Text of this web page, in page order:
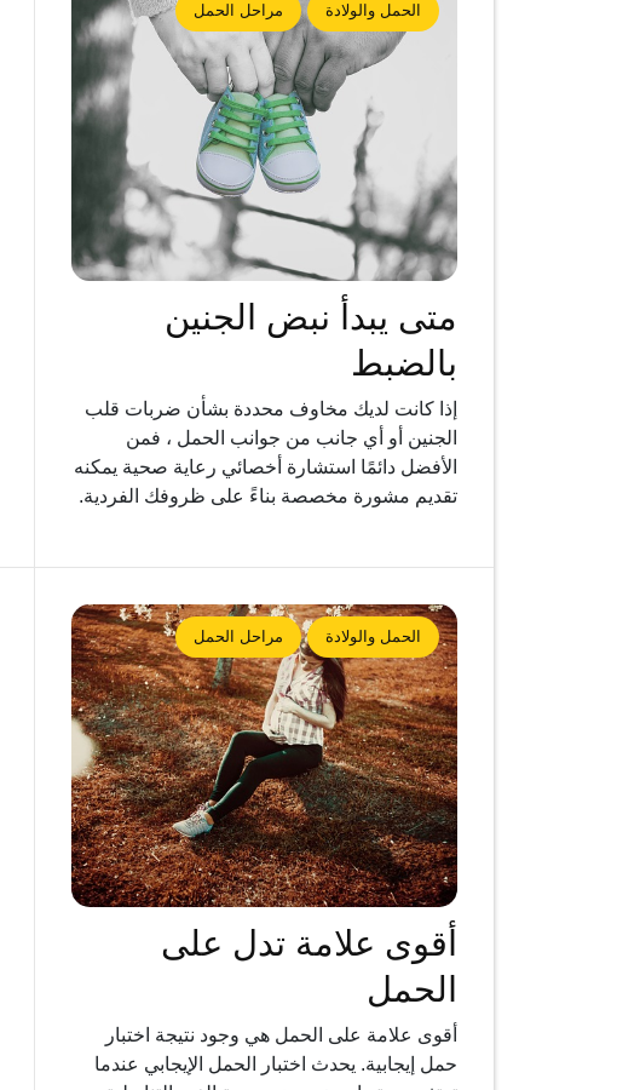
الحمل والولادة مراحل الحمل
متى يبدأ نبض الجنين
بالضبط
إذا كانت لديك مخاوف محددة بشأن ضربات قلب
الجنين أو أي جانب من جوانب الحمل ، فمن
الأفضل دائمًا استشارة أخصائي رعاية صحية يمكنه
تقديم مشورة مخصصة بناءً على ظروفك الفردية.
الحمل والولادة مراحل الحمل
أقوى علامة تدل على
الحمل
أقوى علامة على الحمل هي وجود نتيجة اختبار
حمل إيجابية. يحدث اختبار الحمل الإيجابي عندما